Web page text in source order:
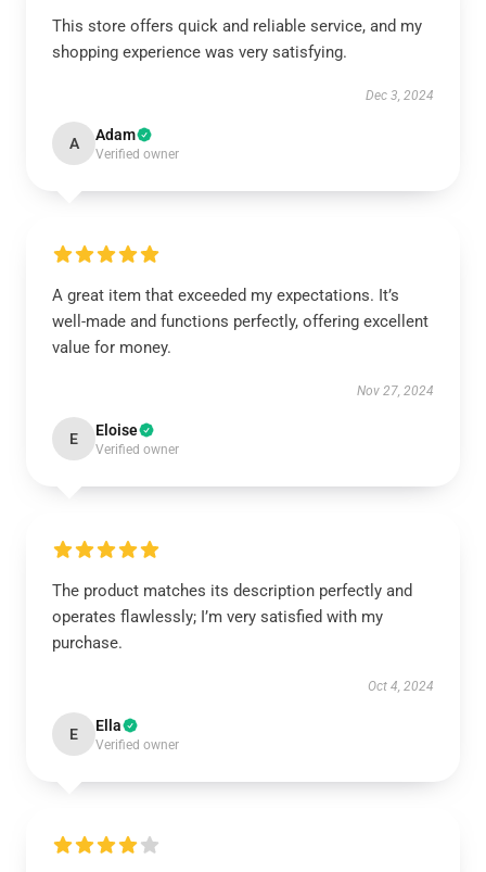
This store offers quick and reliable service, and my
shopping experience was very satisfying.
Dec 3, 2024
A Adam
Verified owner
A great item that exceeded my expectations. It’s
well-made and functions perfectly, offering excellent
value for money.
Nov 27, 2024
E Eloise
Verified owner
The product matches its description perfectly and
operates flawlessly; I’m very satisfied with my
purchase.
Oct 4, 2024
E Ella
Verified owner